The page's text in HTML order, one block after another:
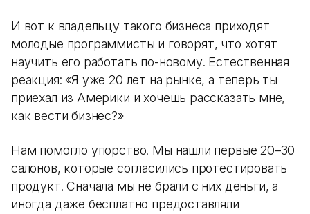
И вот к владельцу такого бизнеса приходят
молодые программисты и говорят, что хотят
научить его работать по-новому. Естественная
реакция: «Я уже 20 лет на рынке, а теперь ты
приехал из Америки и хочешь рассказать мне,
как вести бизнес?»
Нам помогло упорство. Мы нашли первые 20–30
салонов, которые согласились протестировать
продукт. Сначала мы не брали с них деньги, а
иногда даже бесплатно предоставляли